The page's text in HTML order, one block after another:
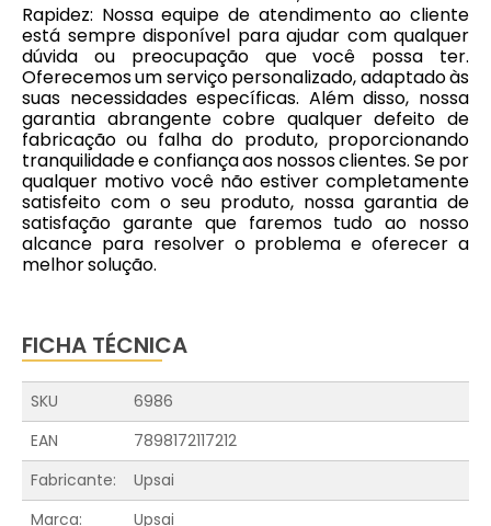
Rapidez: Nossa equipe de atendimento ao cliente
está sempre disponível para ajudar com qualquer
dúvida ou preocupação que você possa ter.
Oferecemos um serviço personalizado, adaptado às
suas necessidades específicas. Além disso, nossa
garantia abrangente cobre qualquer defeito de
fabricação ou falha do produto, proporcionando
tranquilidade e confiança aos nossos clientes. Se por
qualquer motivo você não estiver completamente
satisfeito com o seu produto, nossa garantia de
satisfação garante que faremos tudo ao nosso
alcance para resolver o problema e oferecer a
melhor solução.
FICHA TÉCNICA
SKU
6986
EAN
7898172117212
Fabricante:
Upsai
Marca:
Upsai